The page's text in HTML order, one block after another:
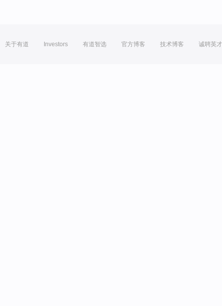
关于有道 Investors 有道智选 官方博客 技术博客 诚聘英才